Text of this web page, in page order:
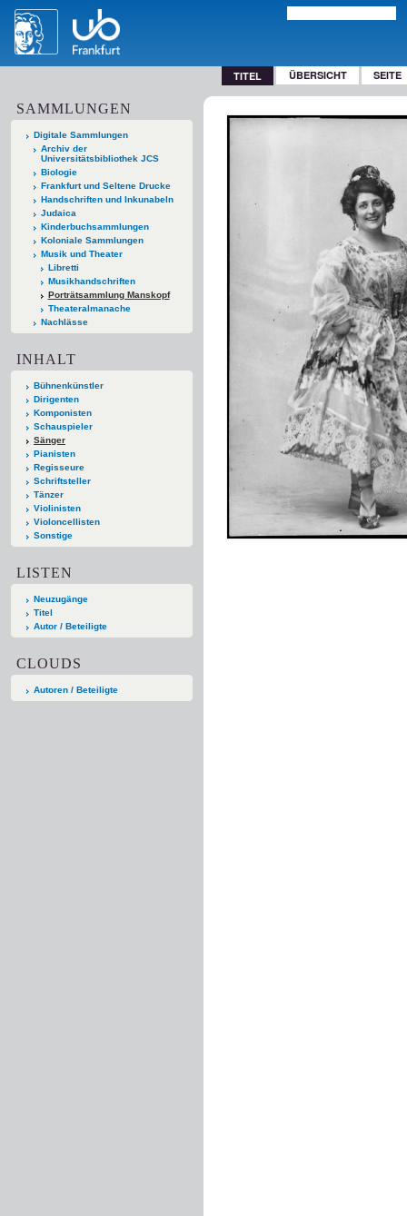
TITEL ÜBERSICHT SEITE
SAMMLUNGEN
Digitale Sammlungen
Archiv der
Universitätsbibliothek JCS
Biologie
Frankfurt und Seltene Drucke
Handschriften und Inkunabeln
Judaica
Kinderbuchsammlungen
Koloniale Sammlungen
Musik und Theater
Libretti
Musikhandschriften
Porträtsammlung Manskopf
Theateralmanache
Nachlässe
INHALT
Bühnenkünstler
Dirigenten
Komponisten
Schauspieler
Sänger
Pianisten
Regisseure
Schriftsteller
Tänzer
Violinisten
Violoncellisten
Sonstige
LISTEN
Neuzugänge
Titel
Autor / Beteiligte
CLOUDS
Autoren / Beteiligte